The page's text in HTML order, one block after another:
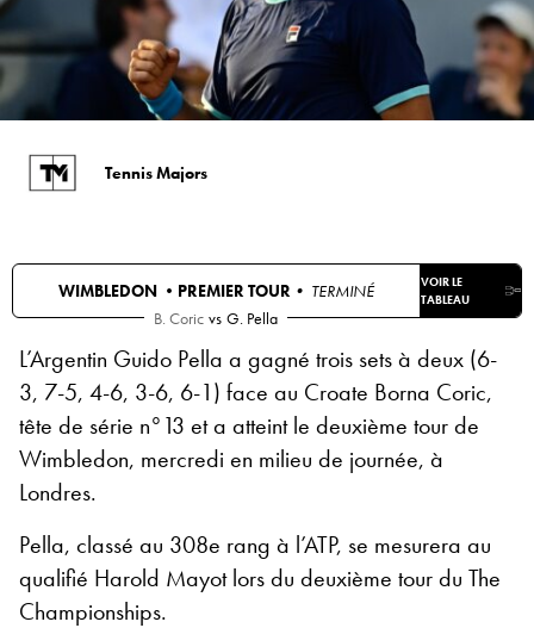
Tennis Majors
WIMBLEDON • PREMIER TOUR • TERMINÉ
VOIR LE
TABLEAU
B. Coric vs G. Pella
L’Argentin Guido Pella a gagné trois sets à deux (6-
3, 7-5, 4-6, 3-6, 6-1) face au Croate Borna Coric,
tête de série n°13 et a atteint le deuxième tour de
Wimbledon, mercredi en milieu de journée, à
Londres.
Pella, classé au 308e rang à l’ATP, se mesurera au
qualifié Harold Mayot lors du deuxième tour du The
Championships.